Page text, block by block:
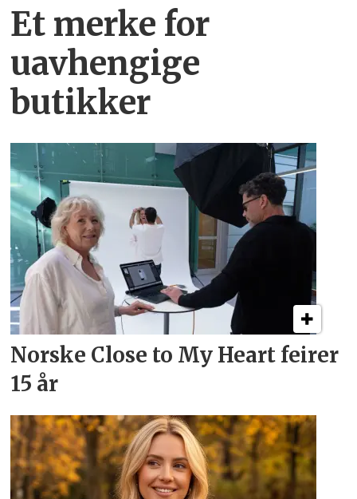
Et merke for
uavhengige
butikker
Norske Close to My Heart feirer
15 år